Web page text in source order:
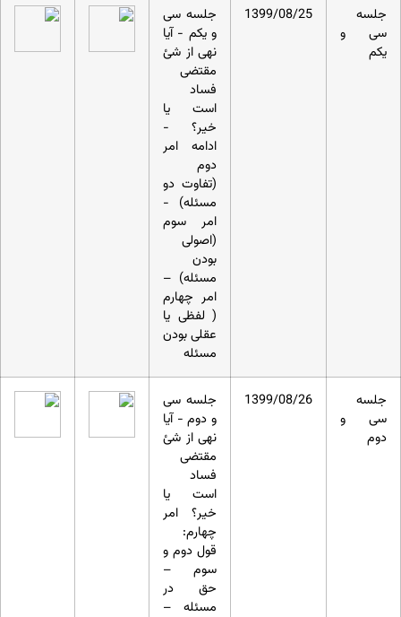
جلسه
سی و
یکم
1399/08/25
جلسه سی
و یکم - آیا
نهی از شئ
مقتضی
فساد
است یا
خیر؟ -
ادامه امر
دوم
(تفاوت دو
مسئله) -
امر سوم
(اصولی
بودن
مسئله) –
امر چهارم
( لفظی یا
عقلی بودن
مسئله
جلسه
سی و
دوم
1399/08/26
جلسه سی
و دوم - آیا
نهی از شئ
مقتضی
فساد
است یا
خیر؟ امر
چهارم:
قول دوم و
سوم –
حق در
مسئله –